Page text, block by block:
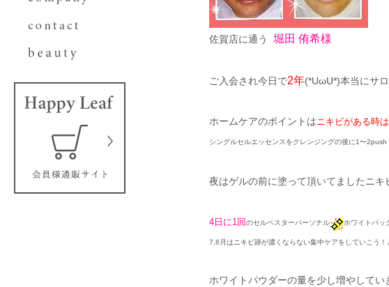
佐賀店に通う 堀田 侑希様
ご入会され今日で2年(*UωU*)本当にサ
ホームケアのポイントはニキビがある時は
シングルセルエッセンスをクレンジングの後に1〜
夜はゲルの前に塗って頂いてましたニキ
4日に1回のセルベスターパーソナル ホワイトパッ
7,8月はニキビ跡が濃くならない集中ケアをしていこう
ホワイトパウダーの量を少し増やしてい